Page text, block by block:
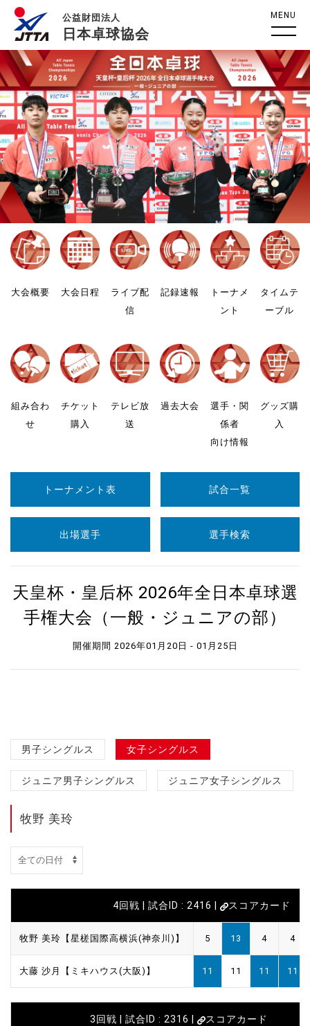
公益財団法人
日本卓球協会
MENU
大会概要 大会日程
ライブ配
信
記録速報
トーナメ
ント
タイムテ
ーブル
組み合わ
せ
チケット
購入
テレビ放
送
過去大会
選手・関
係者
向け情報
グッズ購
入
トーナメント表 試合一覧
出場選手 選手検索
天皇杯・皇后杯 2026年全日本卓球選
手権大会（一般・ジュニアの部）
開催期間 2026年01月20日 - 01月25日
男子シングルス 女子シングルス
ジュニア男子シングルス ジュニア女子シングルス
牧野 美玲
4回戦 | 試合ID : 2416 | スコアカード
牧野 美玲【星槎国際高横浜(神奈川)】 5 13 4 4
大藤 沙月【ミキハウス(大阪)】 11 11 11 11
3回戦 | 試合ID : 2316 | スコアカード